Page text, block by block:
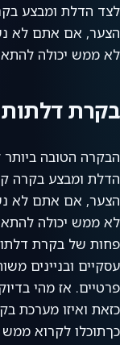
לצד הדלת ומבצע
הצער, אם אתם לא
לא ממש יכולה
בקרת דלתות
הבקרה הטובה
הדלת ומבצע בקרה
הצער, אם אתם לא
לא ממש יכולה
פחות של בקרת
עסקיים ובניינים
פרטיים. אז מהי
כזאת ואיזו מערכת
כךתוכלו לקרוא